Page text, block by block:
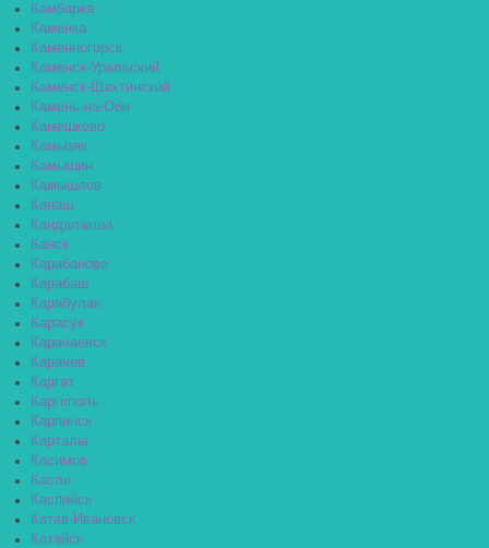
Камбарка
Каменка
Каменногорск
Каменск-Уральский
Каменск-Шахтинский
Камень-на-Оби
Камешково
Камызяк
Камышин
Камышлов
Канаш
Кандалакша
Канск
Карабаново
Карабаш
Карабулак
Карасук
Карачаевск
Карачев
Каргат
Каргополь
Карпинск
Карталы
Касимов
Касли
Каспийск
Катав-Ивановск
Катайск